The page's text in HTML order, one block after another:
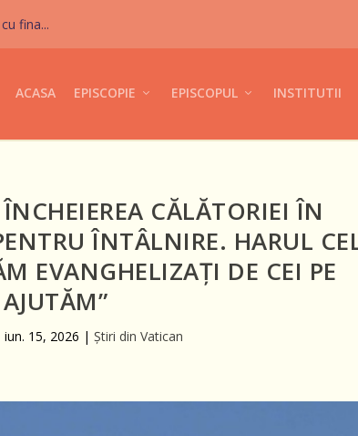
fina...
ACASA EPISCOPIE EPISCOPUL INSTITUTII
CĂLĂTORIEI ÎN
ÎNTÂLNIRE. HARUL
EVANGHELIZAȚI DE CEI PE
iun. 15, 2026 | Știri din Vatican